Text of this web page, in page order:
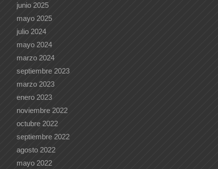
junio 2025
mayo 2025
julio 2024
mayo 2024
marzo 2024
septiembre 2023
marzo 2023
enero 2023
noviembre 2022
octubre 2022
septiembre 2022
agosto 2022
mayo 2022